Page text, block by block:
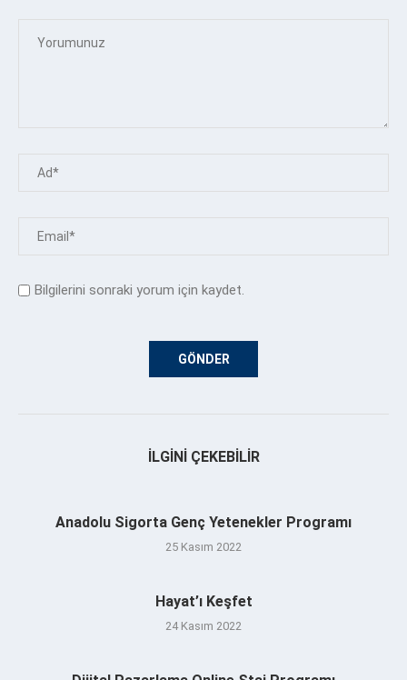
Bilgilerini sonraki yorum için kaydet.
İLGINI ÇEKEBILIR
Anadolu Sigorta Genç Yetenekler Programı
25 Kasım 2022
Hayat’ı Keşfet
24 Kasım 2022